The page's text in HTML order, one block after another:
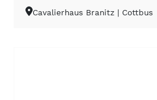
Cavalierhaus Branitz | Cottbus